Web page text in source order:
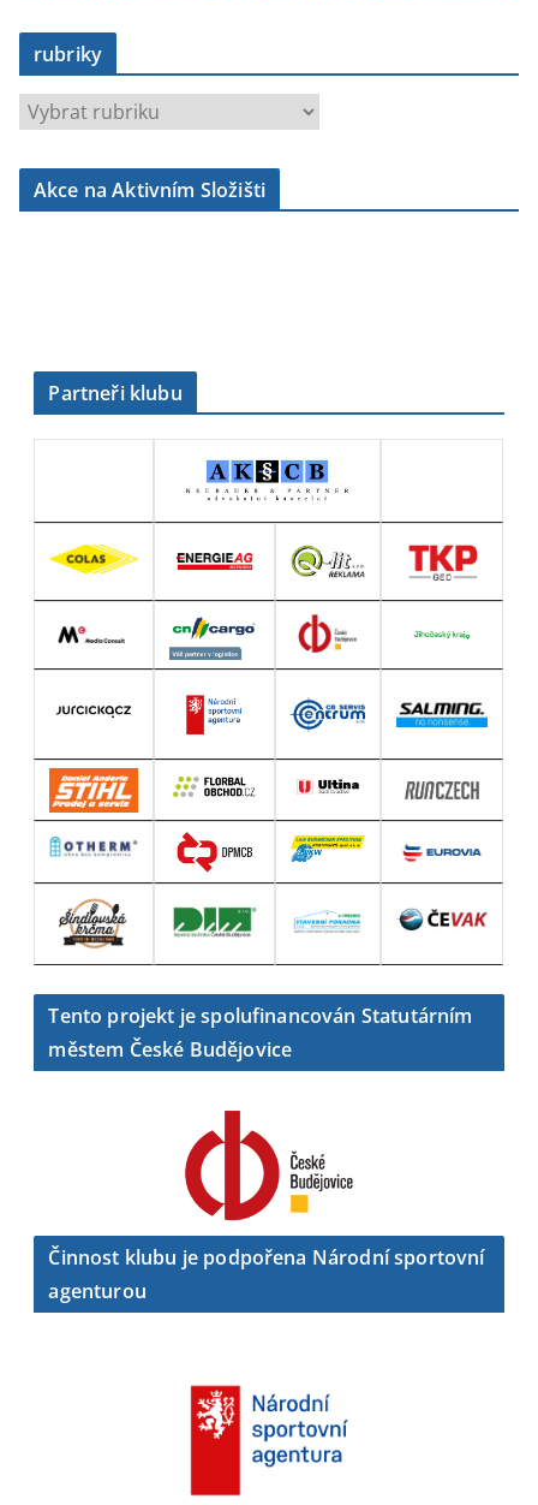
rubriky
u
b
Akce na Aktivním Složišti
Partneři klubu
Tento projekt je spolufinancován Statutárním
městem České Budějovice
Činnost klubu je podpořena Národní sportovní
agenturou